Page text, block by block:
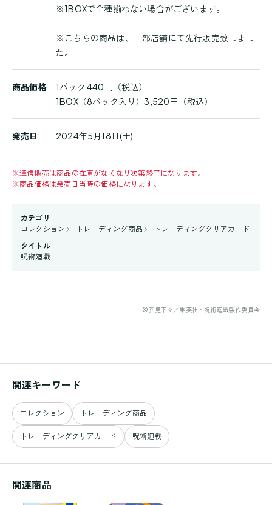
※1BOXで全種揃わない場合がございます。
※こちらの商品は、一部店舗にて先行販売致しまし
た。
商品価格
1パック 440円（税込）
1BOX（8パック入り）3,520円（税込）
発売日 2024年5月18日(土)
※通信販売は商品の在庫がなくなり次第終了になります。
※商品価格は発売日当時の価格になります。
カテゴリ
コレクション
トレーディング商品
トレーディングクリアカード
タイトル
呪術廻戦
©芥見下々／集英社・呪術廻戦製作委員会
関連キーワード
コレクション トレーディング商品
トレーディングクリアカード 呪術廻戦
関連商品